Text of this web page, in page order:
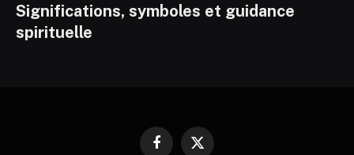
Significations, symboles et guidance
spirituelle
Facebook
X